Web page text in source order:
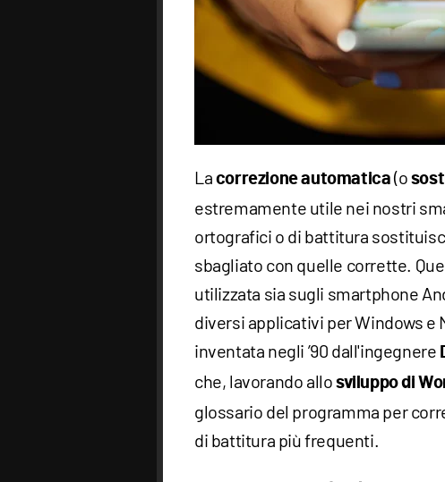
La correzione automatica (o
estremamente utile nei nostri
ortografici o di battitura
sbagliato con quelle corrette.
utilizzata sia sugli smartphone
diversi applicativi per Windows e
inventata negli ’90 dall'ingegnere
che, lavorando allosviluppo di
glossario del programma per
di battitura più frequenti.